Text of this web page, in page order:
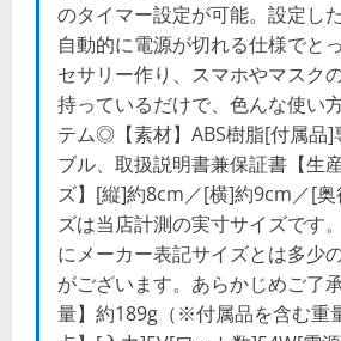
のタイマー設定が可能。設定し
自動的に電源が切れる仕様でと
セサリー作り、スマホやマスク
持っているだけで、色んな使い
テム◎【素材】ABS樹脂[付属品]
ブル、取扱説明書兼保証書【生
ズ】[縦]約8cm／[横]約9cm／[
ズは当店計測の実寸サイズです
にメーカー表記サイズとは多少
がございます。あらかじめご了
量】約189g（※付属品を含む重